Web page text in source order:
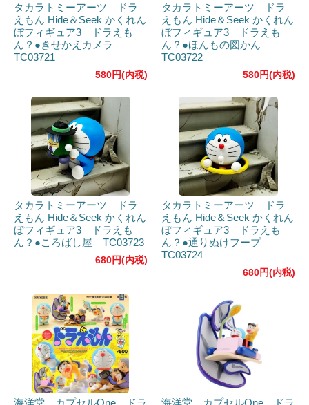
タカラトミーアーツ ドラ
えもん Hide＆Seek かくれん
ぼフィギュア3 ドラえも
ん？●きせかえカメラ
TC03721
580円(内税)
タカラトミーアーツ ドラ
えもん Hide＆Seek かくれん
ぼフィギュア3 ドラえも
ん？●ほんもの図かん
TC03722
580円(内税)
タカラトミーアーツ ドラ
えもん Hide＆Seek かくれん
ぼフィギュア3 ドラえも
ん？●ころばし屋 TC03723
680円(内税)
タカラトミーアーツ ドラ
えもん Hide＆Seek かくれん
ぼフィギュア3 ドラえも
ん？●通りぬけフープ
TC03724
680円(内税)